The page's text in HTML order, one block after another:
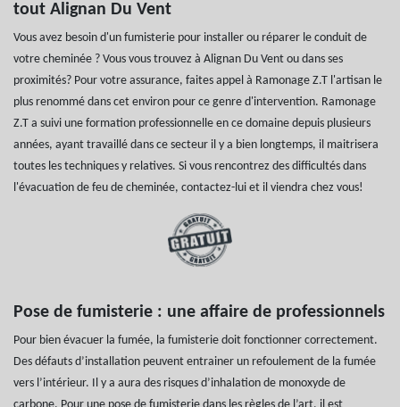
tout Alignan Du Vent
Vous avez besoin d'un fumisterie pour installer ou réparer le conduit de
votre cheminée ? Vous vous trouvez à Alignan Du Vent ou dans ses
proximités? Pour votre assurance, faites appel à Ramonage Z.T l'artisan le
plus renommé dans cet environ pour ce genre d'intervention. Ramonage
Z.T a suivi une formation professionnelle en ce domaine depuis plusieurs
années, ayant travaillé dans ce secteur il y a bien longtemps, il maitrisera
toutes les techniques y relatives. Si vous rencontrez des difficultés dans
l'évacuation de feu de cheminée, contactez-lui et il viendra chez vous!
Pose de fumisterie : une affaire de professionnels
Pour bien évacuer la fumée, la fumisterie doit fonctionner correctement.
Des défauts d’installation peuvent entrainer un refoulement de la fumée
vers l’intérieur. Il y a aura des risques d’inhalation de monoxyde de